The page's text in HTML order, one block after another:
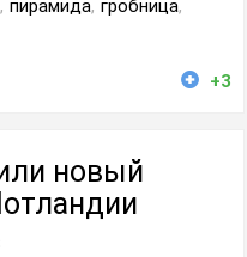
, пирамида, гробница,
+3
новый